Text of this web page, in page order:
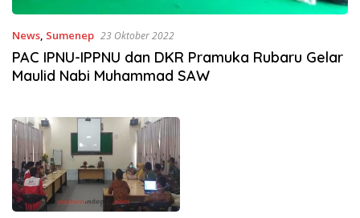
News, Sumenep 23 Oktober 2022
PAC IPNU-IPPNU dan DKR Pramuka Rubaru Gelar
Maulid Nabi Muhammad SAW